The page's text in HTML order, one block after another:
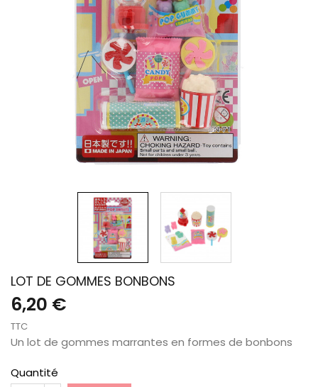
LOT DE GOMMES BONBONS
6,20 €
TTC
Un lot de gommes marrantes en formes de bonbons
Quantité